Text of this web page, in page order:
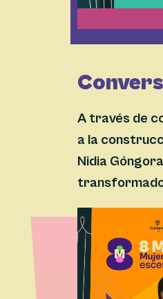
A través de
a la
Nidia
transformado